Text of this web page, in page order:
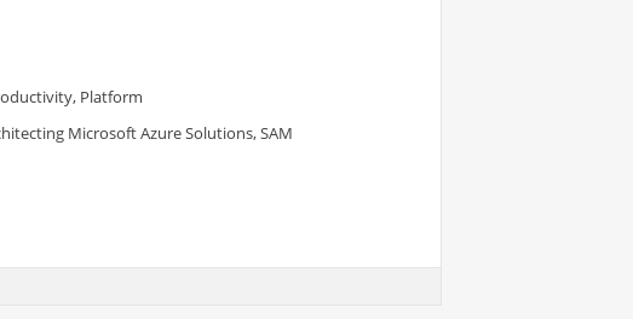
Platform
Microsoft Azure Solutions, SAM